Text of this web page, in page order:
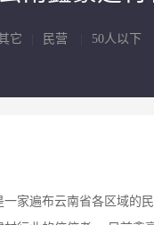
它 民营 50人以下
一家遍布云南省各区域的